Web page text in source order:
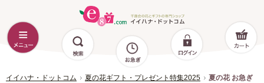
イイハナ・ドットコム 夏の花ギフト・プレゼント特集2025
夏の花 お急ぎ